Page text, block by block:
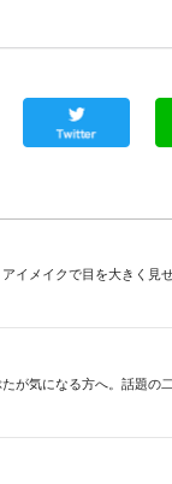
イメイクで目を大きく見
が気になる方へ。話題の